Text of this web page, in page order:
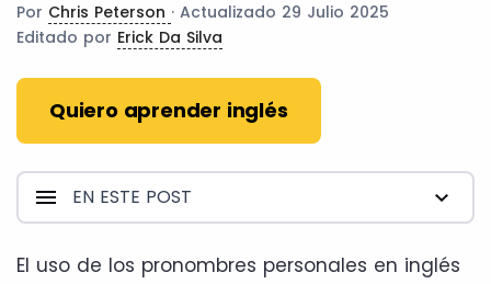
Por Chris Peterson · Actualizado 29 Julio 2025
Editado por Erick Da Silva
Quiero aprender inglés
EN ESTE POST
El uso de los pronombres personales en inglés